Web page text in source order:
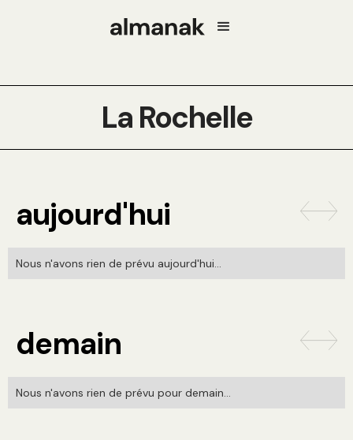
La Rochelle
aujourd'hui
Nous n'avons rien de prévu aujourd'hui...
demain
Nous n'avons rien de prévu pour demain...